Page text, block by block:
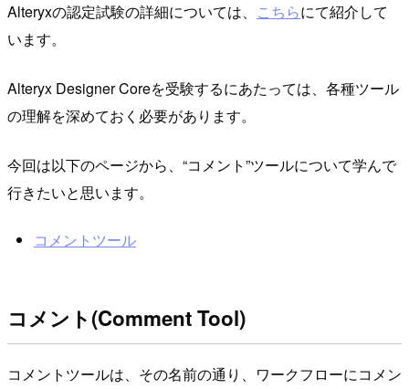
Alteryxの認定試験の詳細については、 こちらにて紹介して
います。
Alteryx Designer Coreを受験するにあたっては、各種ツール
の理解を深めておく必要があります。
今回は以下のページから、“コメント”ツールについて学んで
行きたいと思います。
コメントツール
コメント(Comment Tool)
コメントツールは、その名前の通り、ワークフローにコメン